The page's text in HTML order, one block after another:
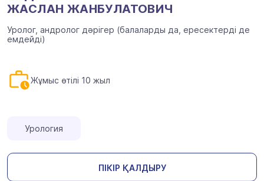
ЖАСЛАН ЖАНБУЛАТОВИЧ
Уролог, андролог дәрігер (балаларды да, ересектерді де
емдейді)
Жұмыс өтілі 10 жыл
Урология
ПІКІР ҚАЛДЫРУ